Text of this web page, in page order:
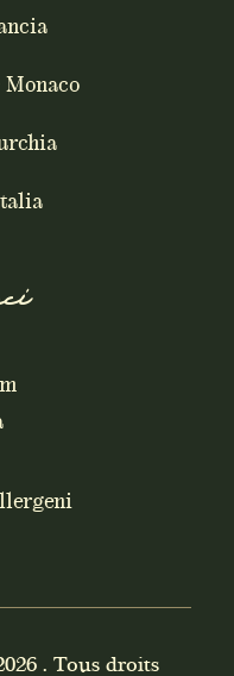
. Tous droits